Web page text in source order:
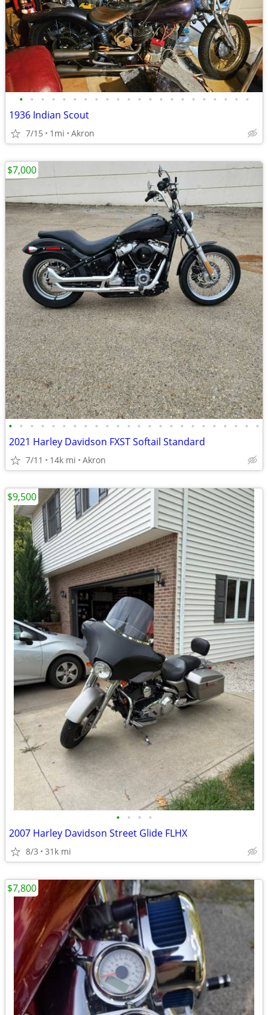
• • • • • • • • • • • • • • • • • • • • • •
1936 Indian Scout
7/15 1mi Akron
• • • • • • • • • • • • • • • • • • • • • • • •
2021 Harley Davidson FXST Softail Standard
7/11 14k mi Akron
$7,000
• • • •
2007 Harley Davidson Street Glide FLHX
8/3 31k mi
$9,500
$7,800